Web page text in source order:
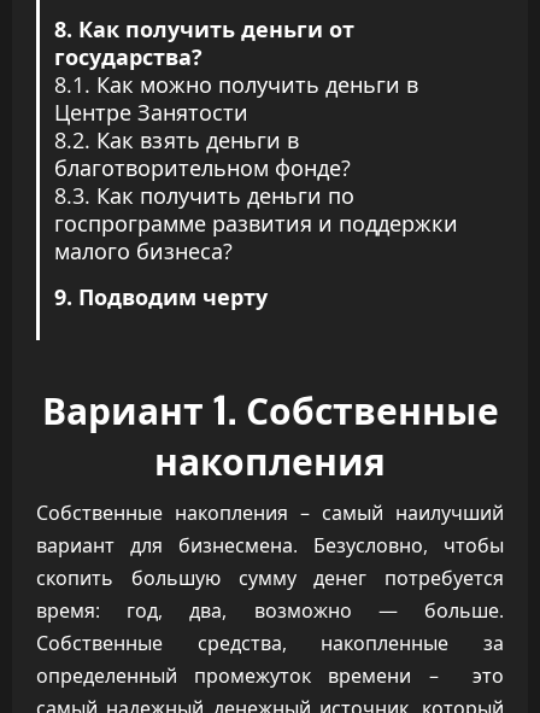
8. Как получить деньги от
государства?
8.1. Как можно получить деньги в
Центре Занятости
8.2. Как взять деньги в
благотворительном фонде?
8.3. Как получить деньги по
госпрограмме развития и поддержки
малого бизнеса?
9. Подводим черту
Вариант 1. Собственные
накопления
Собственные накопления – самый наилучший
вариант для бизнесмена. Безусловно, чтобы
скопить большую сумму денег потребуется
время: год, два, возможно — больше.
Собственные средства, накопленные за
определенный промежуток времени – это